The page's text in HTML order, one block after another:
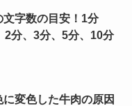
文字数の目安！1分
2分、3分、5分、10分
変色した牛肉の原因